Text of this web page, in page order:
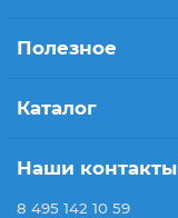
Полезное
Каталог
Наши контакты
8 495 142 10 59